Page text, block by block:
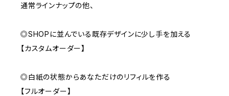
通常ラインナップの他、
◎SHOPに並んでいる既存デザインに少し手を加える
【カスタムオーダー】
◎白紙の状態からあなただけのリフィルを作る
【フルオーダー】